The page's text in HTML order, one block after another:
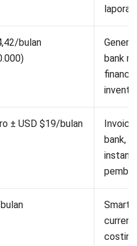
bulan
bank
± USD $19/bulan
bank,
instan,
Smart
costing